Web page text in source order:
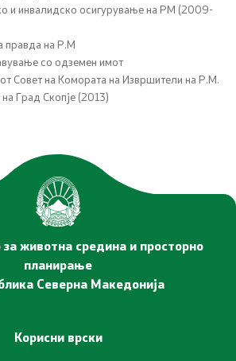
и инвалидско осигурување на РМ (2009-
правда на Р.М
со одземен имот
Совет на Комората на Извршители на Р.М.
Град Скопје (2013)
животна средина и просторно
планирање
Северна Македонија
Корисни врски